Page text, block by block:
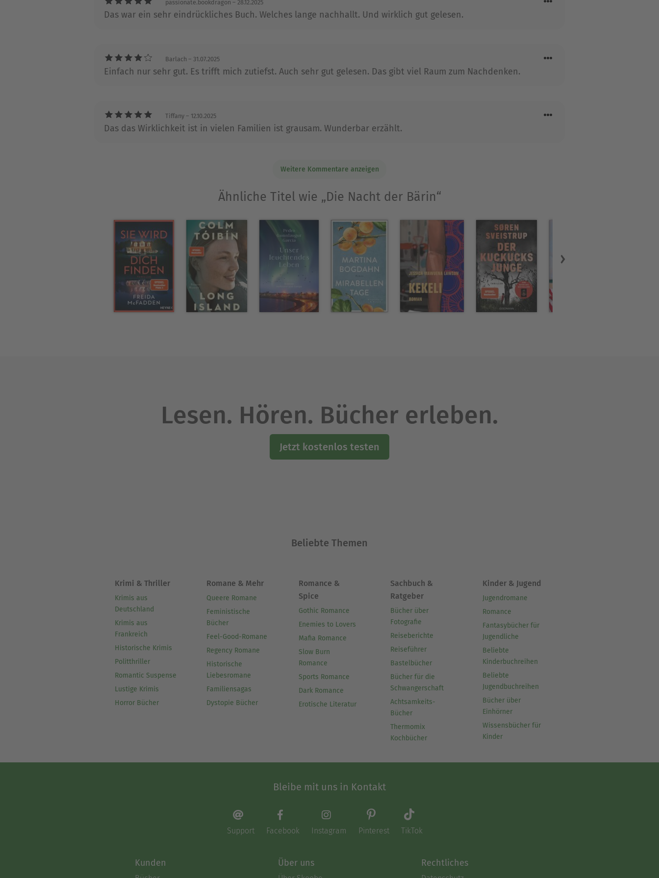
passionate.bookdragon – 28.12.2025
Das war ein sehr eindrückliches Buch. Welches lange nachhallt. Und wirklich gut gelesen.
Barlach – 31.07.2025
Einfach nur sehr gut. Es trifft mich zutiefst. Auch sehr gut gelesen. Das gibt viel Raum zum Nachdenken.
Tiffany – 12.10.2025
Das das Wirklichkeit ist in vielen Familien ist grausam. Wunderbar erzählt.
Weitere Kommentare anzeigen
Ähnliche Titel wie „Die Nacht der Bärin“
Lesen. Hören. Bücher erleben.
Jetzt kostenlos testen
Beliebte Themen
Krimi & Thriller
Krimis aus
Deutschland
Krimis aus
Frankreich
Historische Krimis
Politthriller
Romantic Suspense
Lustige Krimis
Horror Bücher
Romane & Mehr
Queere Romane
Feministische
Bücher
Feel-Good-Romane
Regency Romane
Historische
Liebesromane
Familiensagas
Dystopie Bücher
Romance &
Spice
Gothic Romance
Enemies to Lovers
Mafia Romance
Slow Burn
Romance
Sports Romance
Dark Romance
Erotische Literatur
Sachbuch &
Ratgeber
Bücher über
Fotografie
Reiseberichte
Reiseführer
Bastelbücher
Bücher für die
Schwangerschaft
Achtsamkeits-
Bücher
Thermomix
Kochbücher
Kinder & Jugend
Jugendromane
Romance
Fantasybücher für
Jugendliche
Beliebte
Kinderbuchreihen
Beliebte
Jugendbuchreihen
Bücher über
Einhörner
Wissensbücher für
Kinder
Bleibe mit uns in Kontakt
Support Facebook Instagram Pinterest TikTok
Kunden Über uns Rechtliches